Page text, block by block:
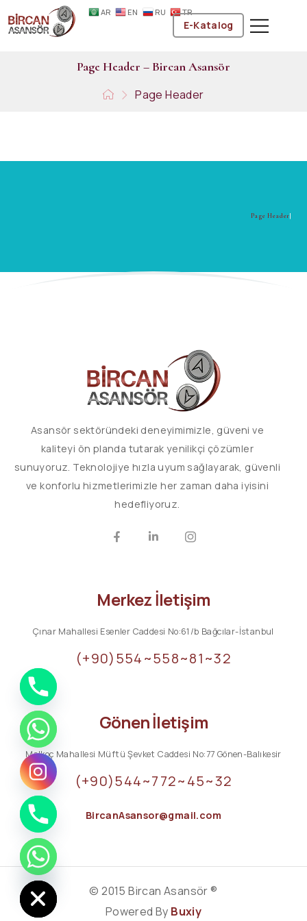
AR EN RU TR
E-Katalog
Page Header – BircanAsansör
Page Header
Page H eader
Asansör sektöründeki deneyimimizle, güveni ve
kaliteyi ön planda tutarak yenilikçi çözümler
sunuyoruz. Teknolojiye hızla uyum sağlayarak, güvenli
ve konforlu hizmetlerimizle her zaman daha iyisini
hedefliyoruz.
Merkez İletişim
Çınar Mahallesi Esenler Caddesi No:61/b Bağcılar-İstanbul
(+90)554~558~81~32
Gönen İletişim
Malkoç Mahallesi Müftü Şevket Caddesi No:77 Gönen-Balıkesir
(+90)544~772~45~32
BircanAsansor@gmail.com
© 2015 Bircan Asansör ®
Powered By Buxiy
chaty